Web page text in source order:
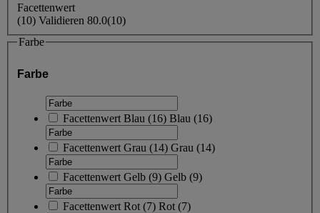
Facettenwert
(10) Validieren 80.0(10)
Farbe
Farbe
Facettenwert Blau (16) Blau (16)
Facettenwert Grau (14) Grau (14)
Facettenwert Gelb (9) Gelb (9)
Facettenwert Rot (7) Rot (7)